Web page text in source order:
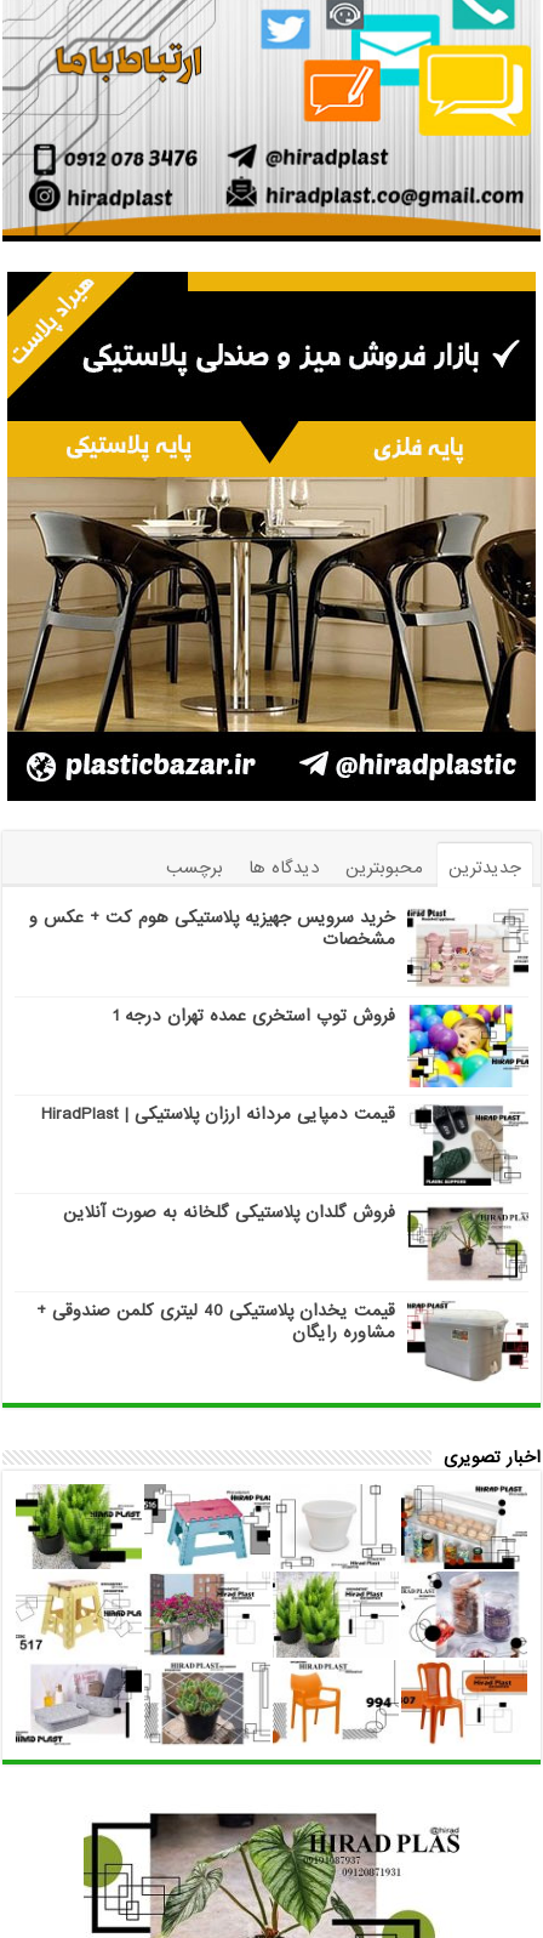
جدیدترین محبوبترین دیدگاه ها
برچسب
خرید سرویس جهیزیه پلاستیکی هوم کت + عکس و
مشخصات
فروش توپ استخری عمده تهران درجه 1
قیمت دمپایی مردانه ارزان پلاستیکی | HiradPlast
فروش گلدان پلاستیکی گلخانه به صورت آنلاین
قیمت یخدان پلاستیکی 40 لیتری کلمن صندوقی +
مشاوره رایگان
اخبار تصویری